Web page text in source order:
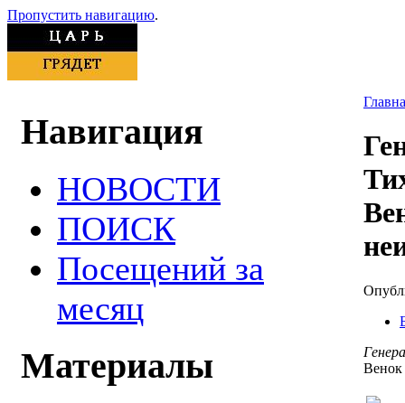
Пропустить навигацию.
Навигация
НОВОСТИ
ПОИСК
Посещений за
месяц
Материалы
Венок